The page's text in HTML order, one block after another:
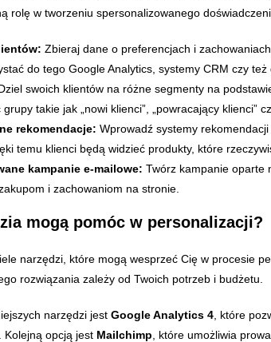
rolę w tworzeniu spersonalizowanego
Zbieraj dane o preferencjach i
do tego Google Analytics, systemy CRM czy też
swoich klientów na różne segmenty na
takie jak „nowi klienci”, „powracający klienci”
rekomendacje: Wprowadź systemy
temu klienci będą widzieć produkty, które
kampanie e-mailowe: Twórz kampanie oparte
i zachowaniom na stronie.
mogą pomóc w personalizacji?
narzędzi, które mogą wesprzeć Cię w procesie
rozwiązania zależy od Twoich potrzeb i budżetu.
narzędzi jest Google Analytics 4, które
Kolejną opcją jest Mailchimp , które umożliwia